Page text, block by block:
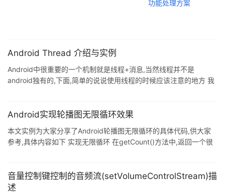
Android Thread 介绍与实例
Android中很重要的一个机制就是线程+消息,当然线程并不是
android独有的,下面,简单的说说使用线程的时候应该注意的地方 我
Android实现轮播图无限循环效果
本文实例为大家分享了Android轮播图无限循环的具体代码,供大家
参考,具体内容如下 实现无限循环 在getCount()方法中,返回一个很
音量控制键控制的音频流(setVolumeControlStream)描
述